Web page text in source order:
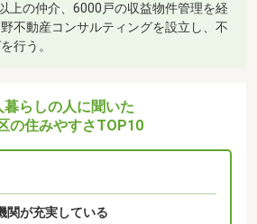
上の仲介、6000戸の収益物件管理を経
不動産コンサルティングを設立し、不
行う。
暮らしの人に聞いた
の住みやすさTOP10
関が充実している